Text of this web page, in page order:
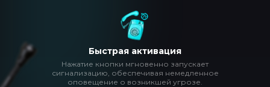
Нажатие кнопки мгновенно запускает
сигнализацию, обеспечивая немедленное
оповещение о возникшей угрозе.
Быстрая активация